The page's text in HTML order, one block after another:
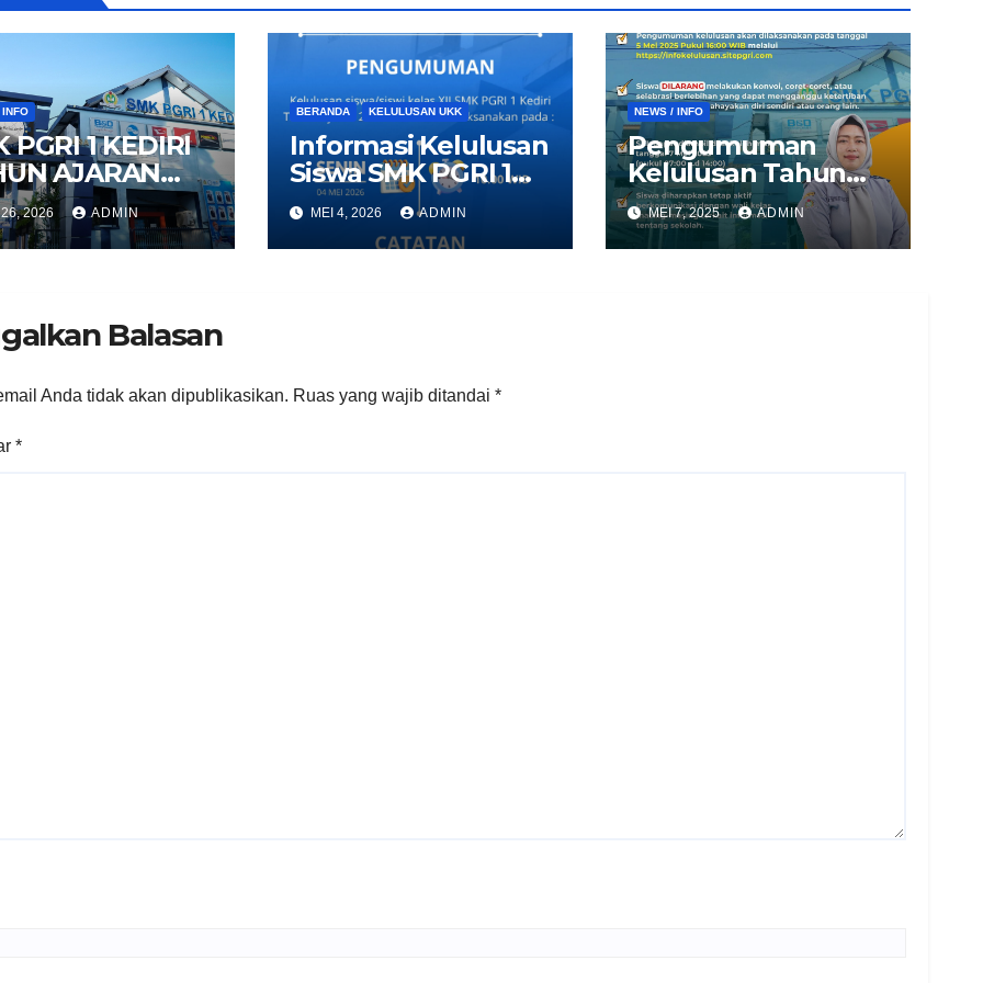
INFO
PGRI 1 KEDIRI
AJARAN
2027
2026 ADMIN
BERANDA KELULUSAN UKK
Informasi Kelulusan
Siswa SMK PGRI 1
Kediri 2026
MEI 4, 2026 ADMIN
NEWS / INFO
Pengumuman
Kelulusan Tahun
Ajaran 2024/2025
MEI 7, 2025 ADMIN
Balasan
Anda tidak akan dipublikasikan. Ruas yang wajib ditandai *
*